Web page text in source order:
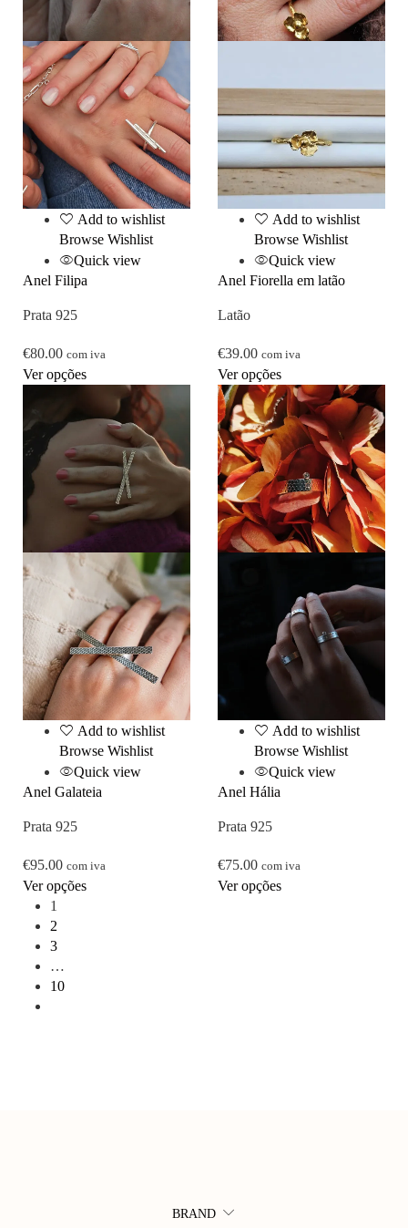
Add to wishlist
Browse Wishlist
Quick view
Anel Filipa
Prata 925
€80.00 com iva
Ver opções
Add to wishlist
Browse Wishlist
Quick view
Anel Fiorella em latão
Latão
€39.00 com iva
Ver opções
Add to wishlist
Browse Wishlist
Quick view
Anel Galateia
Prata 925
€95.00 com iva
Ver opções
Add to wishlist
Browse Wishlist
Quick view
Anel Hália
Prata 925
€75.00 com iva
Ver opções
1
2
3
…
10
BRAND